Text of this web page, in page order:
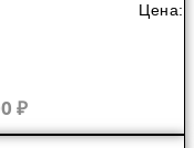
Цена:
₽Текущая
цена: